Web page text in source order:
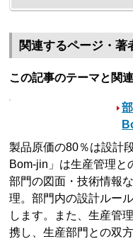
関連するページ・著
この記事のテーマと関
製品原価の80％は設計
Bom-jin」は生産管理と
部門の図面・技術情報
理。部門内の設計ルー
します。また、生産管
携し、生産部門との双